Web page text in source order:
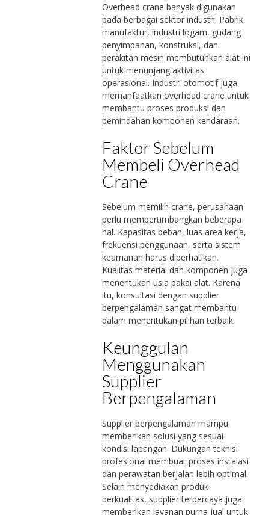
Overhead crane banyak digunakan
pada berbagai sektor industri. Pabrik
manufaktur, industri logam, gudang
penyimpanan, konstruksi, dan
perakitan mesin membutuhkan alat ini
untuk menunjang aktivitas
operasional. Industri otomotif juga
memanfaatkan overhead crane untuk
membantu proses produksi dan
pemindahan komponen kendaraan.
Faktor Sebelum
Membeli Overhead
Crane
Sebelum memilih crane, perusahaan
perlu mempertimbangkan beberapa
hal. Kapasitas beban, luas area kerja,
frekuensi penggunaan, serta sistem
keamanan harus diperhatikan.
Kualitas material dan komponen juga
menentukan usia pakai alat. Karena
itu, konsultasi dengan supplier
berpengalaman sangat membantu
dalam menentukan pilihan terbaik.
Keunggulan
Menggunakan
Supplier
Berpengalaman
Supplier berpengalaman mampu
memberikan solusi yang sesuai
kondisi lapangan. Dukungan teknisi
profesional membuat proses instalasi
dan perawatan berjalan lebih optimal.
Selain menyediakan produk
berkualitas, supplier terpercaya juga
memberikan layanan purna jual untuk